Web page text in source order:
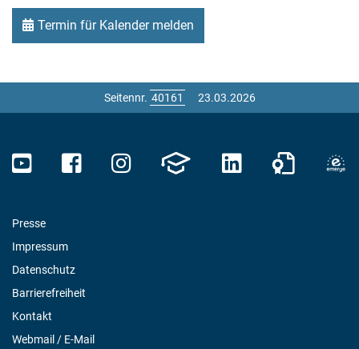
Termin für Kalender melden
Seitennr. 23.03.2026
Presse
Impressum
Datenschutz
Barrierefreiheit
Kontakt
Webmail / E-Mail